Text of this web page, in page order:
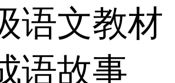
语文教材
语故事